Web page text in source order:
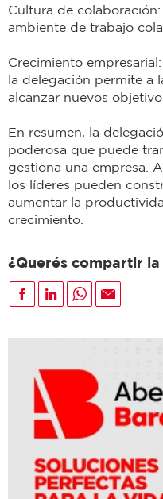
Cultura de
ambiente de trabajo
Crecimiento
la delegación permite a
alcanzar nuevos
En resumen, la
poderosa que puede
gestiona una empresa.
los líderes pueden
aumentar la
crecimiento.
¿Querés compartir la